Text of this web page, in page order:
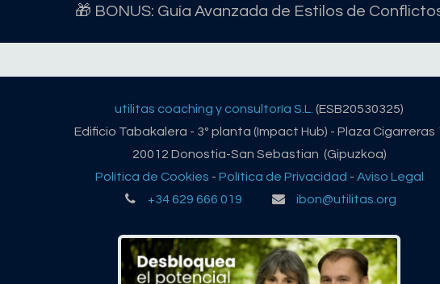
🎁 BONUS: Guía Avanzada de Estilos de
utilitas coaching y consultoría S.L.
(ESB20530325)
Edificio Tabakalera - 3º planta (Impact Hub) - Plaza Cigarreras
20012 Donostia-San Sebastian (Gipuzkoa)
Política de Cookies - Política de Privacidad - Aviso Legal
+34 629 666 019
ibon@utilitas.org